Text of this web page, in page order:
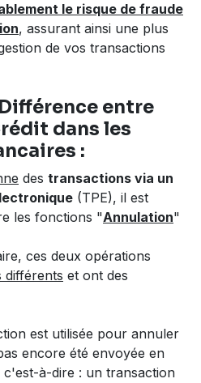
le risque de fraude
, assurant ainsi une plus
de vos transactions
entre
dans les
:
des transactions via un
(TPE), il est
les fonctions "Annulation"
ces deux opérations
différents et ont des
est utilisée pour annuler
encore été envoyée en
à-dire : un transaction